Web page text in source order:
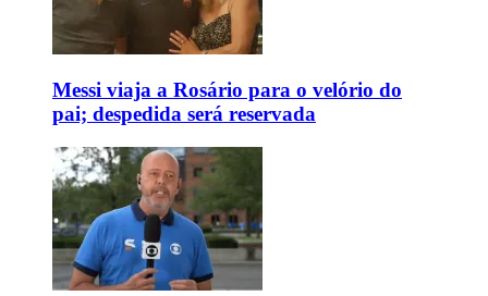
Messi viaja a Rosário para o velório do
pai; despedida será reservada